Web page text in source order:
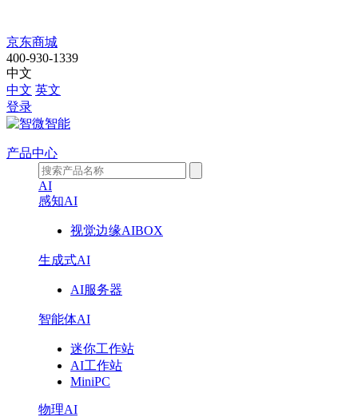
DP308A
京东商城
400-930-1339
中文
中文 英文
登录
产品中心
AI
感知AI
视觉边缘AIBOX
生成式AI
AI服务器
智能体AI
迷你工作站
AI工作站
MiniPC
物理AI